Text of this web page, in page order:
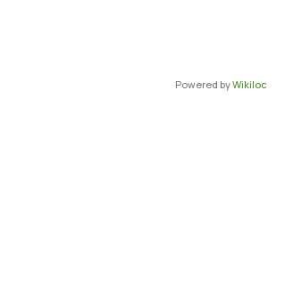
Powered byWikiloc